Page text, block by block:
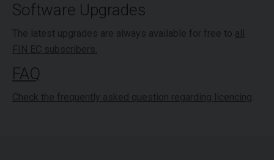
Software Upgrades
The latest upgrades are always available for free to all
FIN EC subscribers.
FAQ
Check the frequently asked question regarding licencing